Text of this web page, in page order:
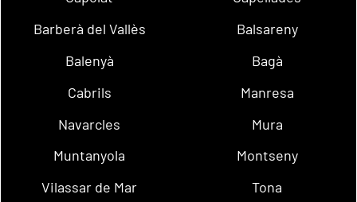
Barberà del Vallès
Balsareny
Balenyà
Bagà
Cabrils
Manresa
Navarcles
Mura
Muntanyola
Montseny
Vilassar de Mar
Tona